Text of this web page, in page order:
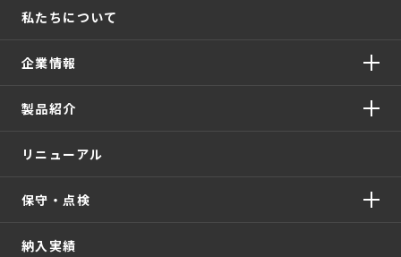
私たちについて
企業情報
製品紹介
リニューアル
保守・点検
納入実績